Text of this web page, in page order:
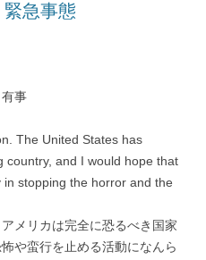
急事態
事
The United States has
country, and I would hope that
stopping the horror and the
メリカは完全に恐るべき国家
や蛮行を止める活動になんら